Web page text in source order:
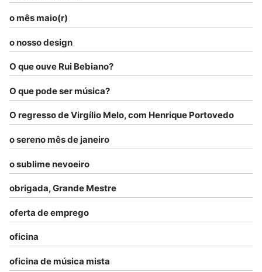
o mês maio(r)
o nosso design
O que ouve Rui Bebiano?
O que pode ser música?
O regresso de Virgílio Melo, com Henrique Portovedo
o sereno mês de janeiro
o sublime nevoeiro
obrigada, Grande Mestre
oferta de emprego
oficina
oficina de música mista